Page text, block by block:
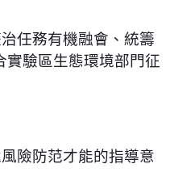
任務有機融會、統籌
驗區生態環境部門征
險防范才能的指導意